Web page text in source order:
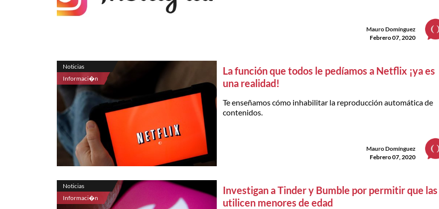
Mauro Domínguez
Febrero 07, 2020
Noticias
Informaci�n
La función que todos le pedíamos a Netflix ¡ya es
una realidad!
Te enseñamos cómo inhabilitar la reproducción automática de
contenidos.
Mauro Domínguez
Febrero 07, 2020
Noticias
Informaci�n
Investigan a Tinder y Bumble por permitir que las
utilicen menores de edad